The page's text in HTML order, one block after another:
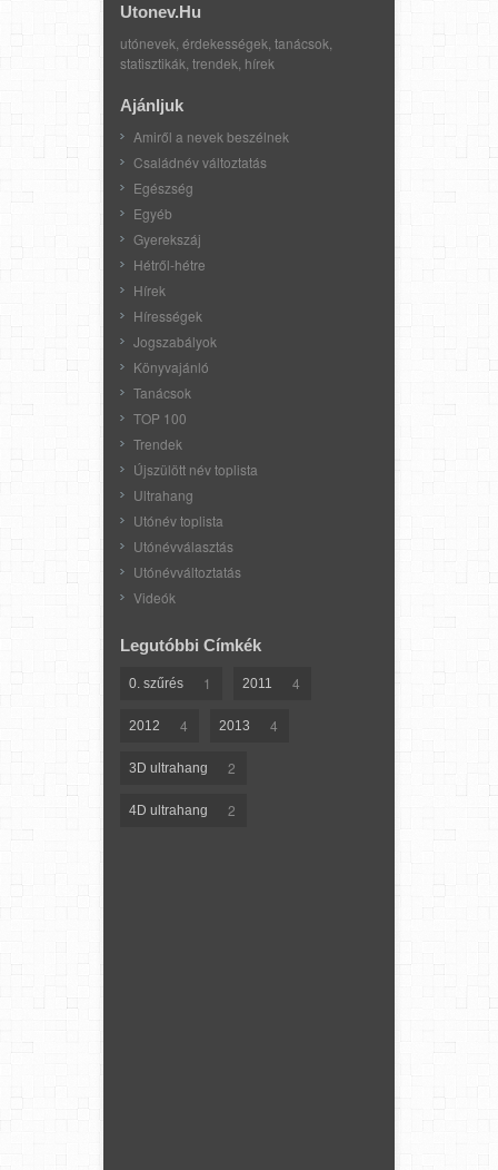
Utonev.hu
utónevek, érdekességek, tanácsok,
statisztikák, trendek, hírek
Ajánljuk
Amiről a nevek beszélnek
Családnév változtatás
Egészség
Egyéb
Gyerekszáj
Hétről-hétre
Hírek
Hírességek
Jogszabályok
Könyvajánló
Tanácsok
TOP 100
Trendek
Újszülött név toplista
Ultrahang
Utónév toplista
Utónévválasztás
Utónévváltoztatás
Videók
Legutóbbi Címkék
0. szűrés 1 2011 4
2012 4 2013 4
3D ultrahang 2
4D ultrahang 2